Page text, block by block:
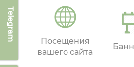
Telegram
Посещения
вашего сайта